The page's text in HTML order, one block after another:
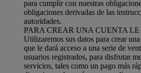
para cumplir con nuestras
obligaciones derivadas de las
autoridades.
PARA CREAR UNA CUENTA LE
Utilizaremos sus datos para crear
que le dará acceso a una serie de
usuarios registrados, para disfrutar
servicios, tales como un pago más